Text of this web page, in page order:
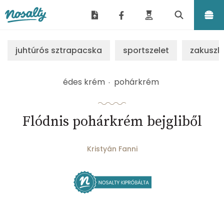
juhtúrós sztrapacska sportszelet
édes krém pohárkrém
Flódnis pohárkrém bejgliből
Kristyán Fanni